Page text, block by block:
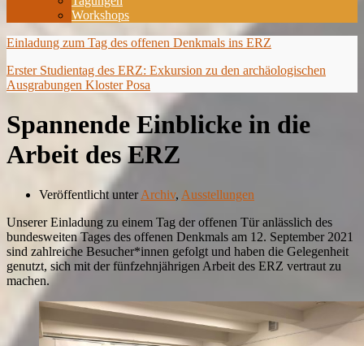
Workshops
Einladung zum Tag des offenen Denkmals ins ERZ
Erster Studientag des ERZ: Exkursion zu den archäologischen
Ausgrabungen Kloster Posa
Spannende Einblicke in die
Arbeit des ERZ
Veröffentlicht unterArchiv, Ausstellungen
Unserer Einladung zu einem Tag der offenen Tür anlässlich des
bundesweiten Tages des offenen Denkmals am 12. September 2021
sind zahlreiche Besucher*innen gefolgt und haben die Gelegenheit
genutzt, sich mit der fünfzehnjährigen Arbeit des ERZ vertraut zu
machen.